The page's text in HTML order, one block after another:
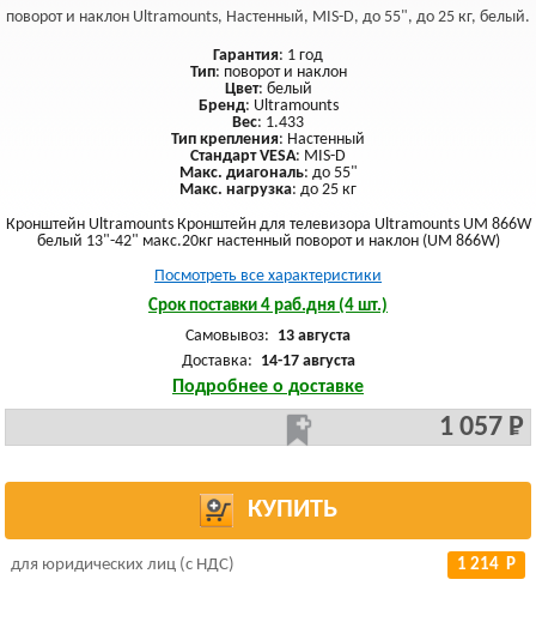
поворот и наклон Ultramounts, Настенный, MIS-D, до 55", до 25 кг, белый.
Гарантия: 1 год
Тип: поворот и наклон
Цвет: белый
Бренд: Ultramounts
Вес: 1.433
Тип крепления: Настенный
Стандарт VESA: MIS-D
Макс. диагональ: до 55"
Макс. нагрузка: до 25 кг
Кронштейн Ultramounts Кронштейн для телевизора Ultramounts UM 866W
белый 13"-42" макс.20кг настенный поворот и наклон (UM 866W)
Посмотреть все характеристики
Срок поставки 4 раб.дня (4 шт.)
Самовывоз: 13 августа
Доставка: 14-17 августа
Подробнее о доставке
1 057 Р
КУПИТЬ
для юридических лиц (с НДС) 1 214 Р